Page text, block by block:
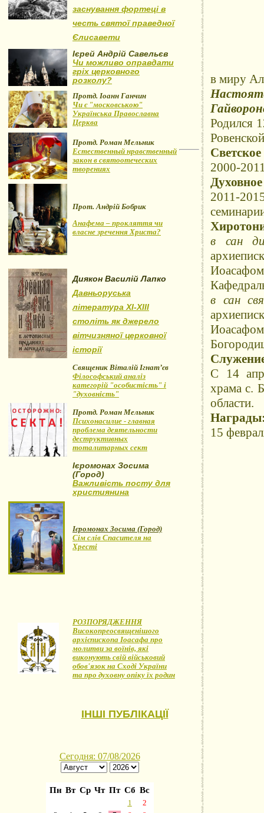
заснування фортеці в
честь святої праведної
Єлисавети
Ієрей Андрій Савельєв
Чи можливо оправдати
гріх церковного
розколу?
Протд. Іоанн Ганчин
Чи є "московською"
Українська Православна
Церква
Протд. Роман Мельник
Естественный нравственный
закон в святоотеческих
творениях
Прот. Андрій Бобрик
Анафема – прокляття чи
власне зречення Христа?
Диякон Василій Лапко
Давньоруська
література XI-XIII
століть як джерело
вітчизняної церковної
історії
Священик Віталій Ігнат’єв
Філософський аналіз
категорій "особистість" і
"духовність"
Протд. Роман Мельник
Психонасилие - главная
проблема деятельности
деструктивных
тоталитарных сект
Ієромонах Зосима
(Город)
Важливість посту для
християнина
Ієромонах Зосима (Город)
Сім слів Спасителя на
Хресті
РОЗПОРЯДЖЕННЯ
Високопреосвященішого
архієпископа Іоасафа про
молитви за воїнів, які
виконують свій військовий
обов'язок на Сході України
та про духовну опіку їх родин
ІНШІ ПУБЛІКАЦІЇ
в миру
Родился
2000-
2011-
в сан
в сан
С 14
храма с.
области.
15